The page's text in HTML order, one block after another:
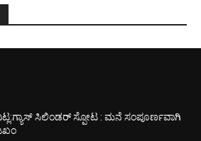
ಸಿಲಿಂಡರ್ ಸ್ಪೋಟ : ಮನೆ ಸಂಪೂರ್ಣವಾಗಿ